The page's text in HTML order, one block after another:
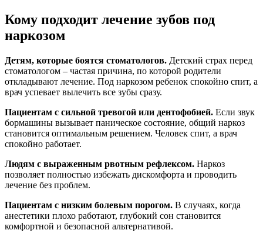
Кому подходит лечение зубов под
наркозом
Детям, которые боятся стоматологов. Детский страх перед
стоматологом – частая причина, по которой родители
откладывают лечение. Под наркозом ребенок спокойно спит, а
врач успевает вылечить все зубы сразу.
Пациентам с сильной тревогой или дентофобией. Если звук
бормашины вызывает паническое состояние, общий наркоз
становится оптимальным решением. Человек спит, а врач
спокойно работает.
Людям с выраженным рвотным рефлексом. Наркоз
позволяет полностью избежать дискомфорта и проводить
лечение без проблем.
Пациентам с низким болевым порогом. В случаях, когда
анестетики плохо работают, глубокий сон становится
комфортной и безопасной альтернативой.